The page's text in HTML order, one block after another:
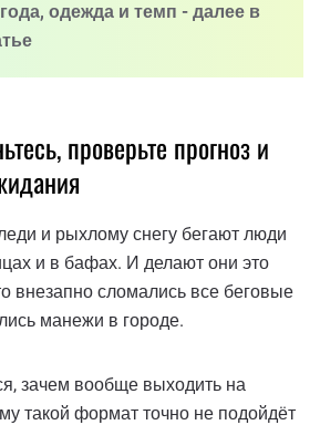
одежда и темп - далее в
проверьте прогноз и
и рыхлому снегу бегают люди
и в бафах. И делают они это
внезапно сломались все беговые
манежи в городе.
зачем вообще выходить на
такой формат точно не подойдёт